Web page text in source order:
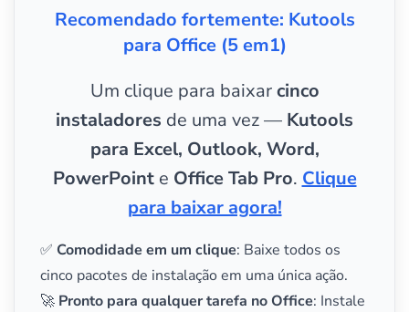
Recomendado fortemente: Kutools
para Office (5 em1)
Um clique para baixarcinco
instaladores de uma vez — Kutools
para Excel, Outlook, Word,
PowerPointe Office Tab Pro. Clique
para baixar agora!
✅ Comodidade em um clique: Baixe todos os
cinco pacotes de instalação em uma única ação.
🚀 Pronto para qualquer tarefa no Office: Instale